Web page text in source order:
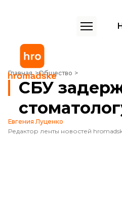
Главная Общество
СБУ задержала иностранца,
СБУ
Евгения Луценко